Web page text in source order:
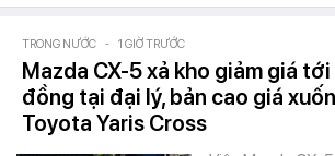
TRONG NƯỚC - 1 GIỜ TRƯỚC
Mazda CX-5 xả kho giảm giá
đồng tại đại lý, bản cao giá
Toyota Yaris Cross